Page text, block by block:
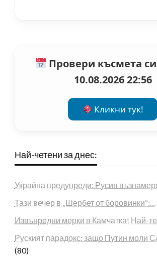
Провери късмета си
10.08.2026 22:56
Кликни тук!
Най-четени за днес:
Украйна предупреди: Русия
Тази вечер в „Шербет от боровинки“:…
Извънредни мерки в Камчатка! Най-
Руският парадокс: защо Путин моли
(80)